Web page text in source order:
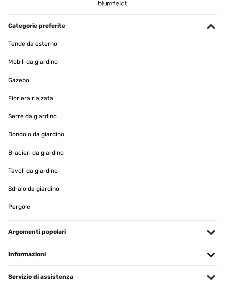
Categorie preferite
Tende da esterno
Mobili da giardino
Gazebo
Fioriera rialzata
Serre da giardino
Dondolo da giardino
Bracieri da giardino
Tavoli da giardino
Sdraio da giardino
Pergole
Argomenti popolari
Informazioni
Servizio di assistenza